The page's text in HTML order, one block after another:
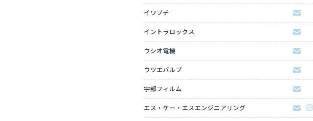
イワブチ
イントラロックス
ウシオ電機
ウツエバルブ
宇部フィルム
エス・ケー・エスエンジニアリング